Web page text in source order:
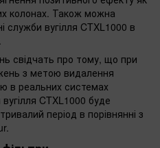
колонах. Також можна
служби вугілля CTXL1000 в
свідчать про тому, що при
з метою видалення
в реальних системах
CTXL1000 буде
період в порівнянні з